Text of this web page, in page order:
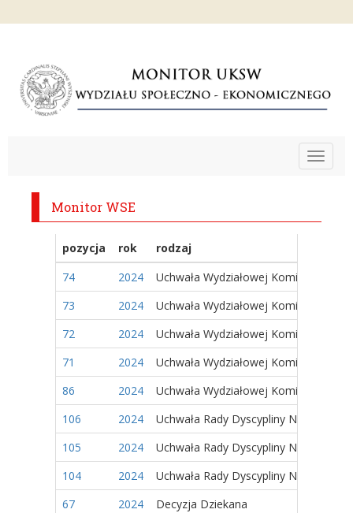
Toggle
Monitor WSE
pozycja rok
rodzaj
74
2024
Uchwała Wydziałowej Komisji
73
2024
Uchwała Wydziałowej Komisji
72
2024
Uchwała Wydziałowej Komisji
71
2024
Uchwała Wydziałowej Komisji
86
2024
Uchwała Wydziałowej Komisji
106
2024
Uchwała Rady Dyscypliny Naukowej
105
2024
Uchwała Rady Dyscypliny Naukowej
104
2024
Uchwała Rady Dyscypliny Naukowej
67
2024
Decyzja Dziekana